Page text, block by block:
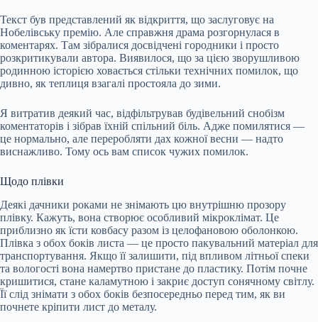
Текст був представлений як відкриття, що заслуговує на
Нобелівську премію. Але справжня драма розгорнулася в
коментарях. Там зібралися досвідчені городники і просто
розкритикували автора. Виявилося, що за цією зворушливою
родинною історією ховається стільки технічних помилок, що
дивно, як теплиця взагалі простояла до зими.
Я витратив деякий час, відфільтрував будівельний снобізм
коментаторів і зібрав їхній спільний біль. Адже помилятися —
це нормально, але переробляти дах кожної весни — надто
виснажливо. Тому ось вам список чужих помилок.
Щодо плівки
Деякі дачники роками не знімають цю внутрішню прозору
плівку. Кажуть, вона створює особливий мікроклімат. Це
приблизно як їсти ковбасу разом із целофановою оболонкою.
Плівка з обох боків листа — це просто пакувальний матеріал для
транспортування. Якщо її залишити, під впливом літньої спеки
та вологості вона намертво пристане до пластику. Потім почне
кришитися, стане каламутною і закриє доступ сонячному світлу.
Її слід знімати з обох боків безпосередньо перед тим, як ви
почнете кріпити лист до металу.